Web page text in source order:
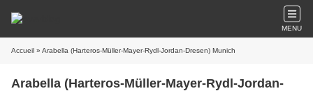
MENU
Accueil » Arabella (Harteros-Müller-Mayer-Rydl-Jordan-Dresen) Munich
Arabella (Harteros-Müller-Mayer-Rydl-Jordan-